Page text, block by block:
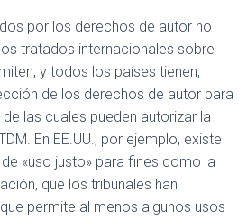
por los derechos de autor no
tratados internacionales sobre
y todos los países tienen,
de los derechos de autor para
las cuales pueden autorizar la
En EE.UU., por ejemplo, existe
«uso justo» para fines como la
que los tribunales han
permite al menos algunos usos